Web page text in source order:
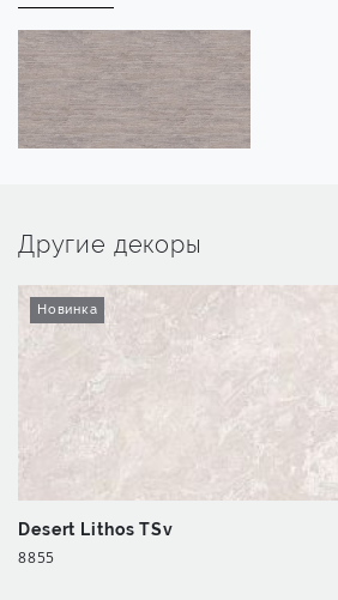
Другие декоры
Новинка
Desert Lithos TSv
8855